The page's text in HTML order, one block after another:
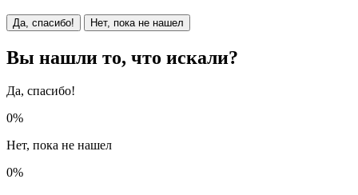
Да, спасибо! Нет, пока не нашел
Вы нашли то, что искали?
Да, спасибо!
0%
Нет, пока не нашел
0%